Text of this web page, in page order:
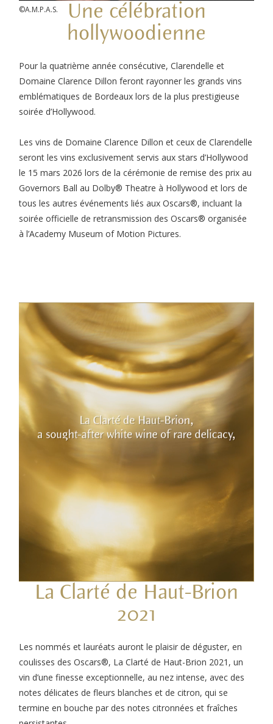
©A.M.P.A.S.
Une célébration
hollywoodienne
Pour la quatrième année consécutive, Clarendelle et
Domaine Clarence Dillon feront rayonner les grands vins
emblématiques de Bordeaux lors de la plus prestigieuse
soirée d’Hollywood.
Les vins de Domaine Clarence Dillon et ceux de Clarendelle
seront les vins exclusivement servis aux stars d’Hollywood
le 15 mars 2026 lors de la cérémonie de remise des prix au
Governors Ball au Dolby® Theatre à Hollywood et lors de
tous les autres événements liés aux Oscars®, incluant la
soirée officielle de retransmission des Oscars® organisée
à l’Academy Museum of Motion Pictures.
La Clarté de Haut-Brion
2021
Les nommés et lauréats auront le plaisir de déguster, en
coulisses des Oscars®, La Clarté de Haut-Brion 2021, un
vin d’une finesse exceptionnelle, au nez intense, avec des
notes délicates de fleurs blanches et de citron, qui se
termine en bouche par des notes citronnées et fraîches